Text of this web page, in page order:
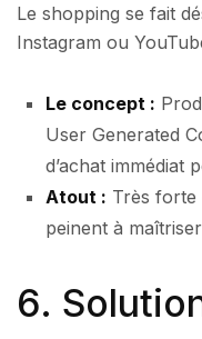
Le shopping se fait
Instagram ou
Le concept :
User Generated
d’achat immédiat
Atout : Très forte
peinent à
6.